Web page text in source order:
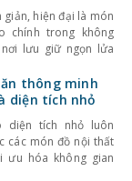
giản, hiện đại là món
chính trong không
lưu giữ ngọn lửa
để có những bữa ăn
rất quan trọng.
thông minh
diện tích nhỏ
diện tích nhỏ luôn
các món đồ nội thất
ưu hóa không gian